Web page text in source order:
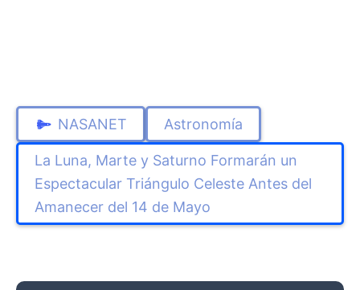
NASANET Astronomía
La Luna, Marte y Saturno Formarán un
Espectacular Triángulo Celeste Antes del
Amanecer del 14 de Mayo